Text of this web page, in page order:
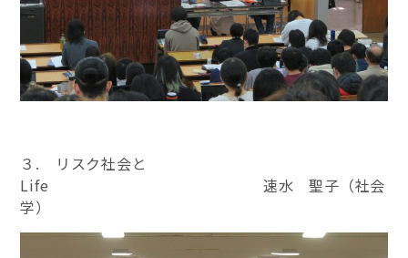
３. リスク社会と
Life 速水 聖子（社会
学）